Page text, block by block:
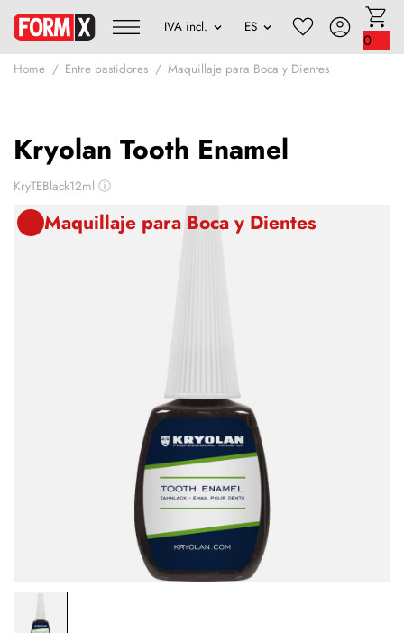
0
Home Entre bastidores Maquillaje para Boca y Dientes
Kryolan Tooth Enamel
KryTEBlack12ml ⓘ
Maquillaje para Boca y Dientes